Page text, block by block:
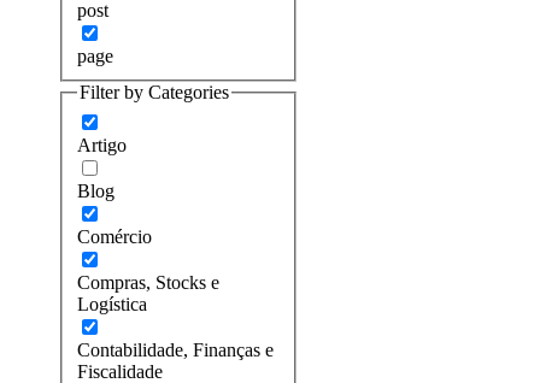
post
page
Filter by Categories
Artigo
Blog
Comércio
Compras, Stocks e
Logística
Contabilidade, Finanças e
Fiscalidade